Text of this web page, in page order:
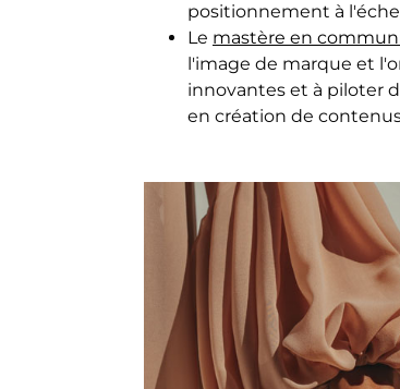
positionnement à
Le mastère en
l'image de marque et
innovantes et à piloter
en création de